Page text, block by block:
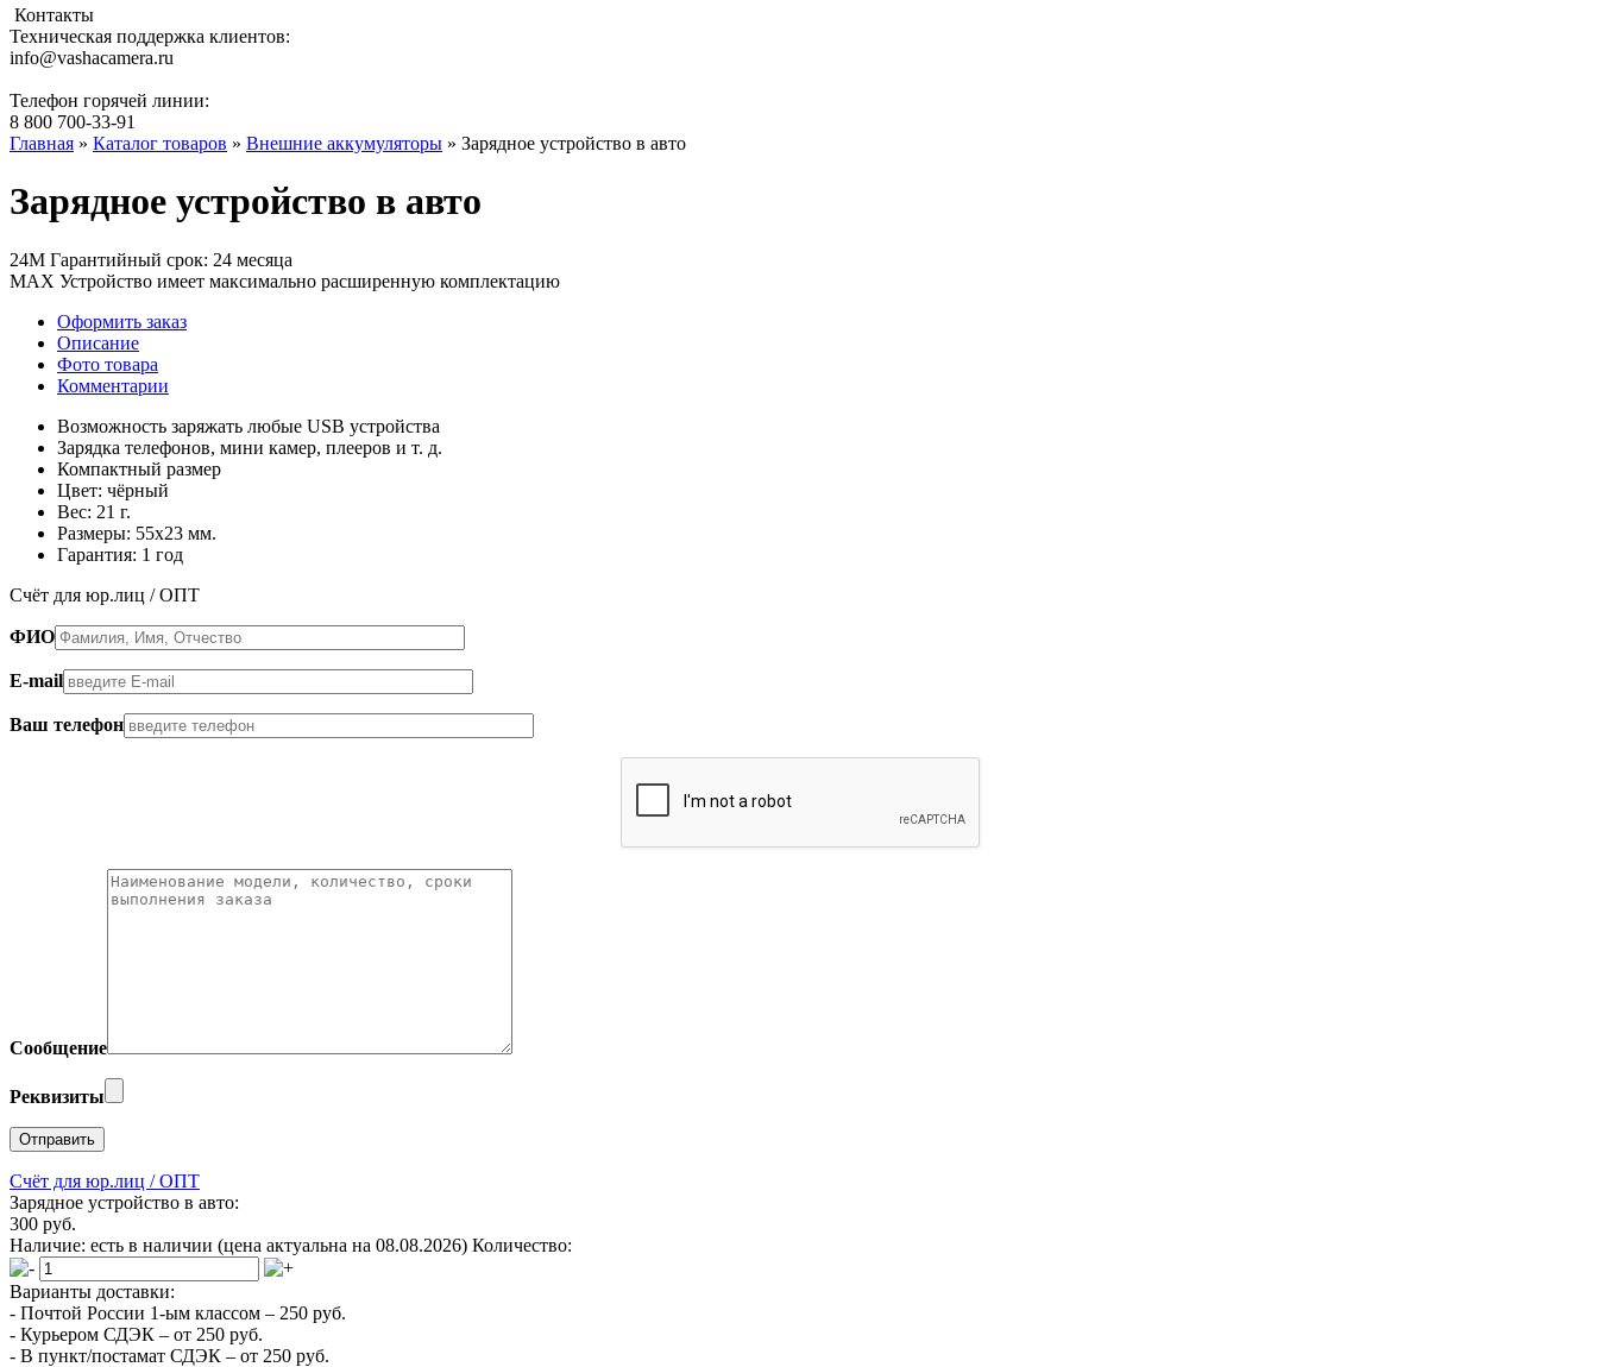
Контакты
Техническая поддержка клиентов:
info@vashacamera.ru
Телефон горячей линии:
8 800 700-33-91
Главная » Каталог товаров » Внешние аккумуляторы » Зарядное устройство в авто
Зарядное устройство в авто
24М Гарантийный срок: 24 месяца
MAX Устройство имеет максимально расширенную комплектацию
Оформить заказ
Описание
Фото товара
Комментарии
Возможность заряжать любые USB устройства
Зарядка телефонов, мини камер, плееров и т. д.
Компактный размер
Цвет: чёрный
Вес: 21 г.
Размеры: 55х23 мм.
Гарантия: 1 год
Счёт для юр.лиц / ОПТ
ФИО
E-mail
Ваш телефон
Сообщение
Реквизиты
Счёт для юр.лиц / ОПТ
Зарядное устройство в авто:
300 руб.
Наличие: есть в наличии (цена актуальна на 08.08.2026) Количество:
Варианты доставки:
- Почтой России 1-ым классом – 250 руб.
- Курьером СДЭК – от 250 руб.
- В пункт/постамат СДЭК – от 250 руб.